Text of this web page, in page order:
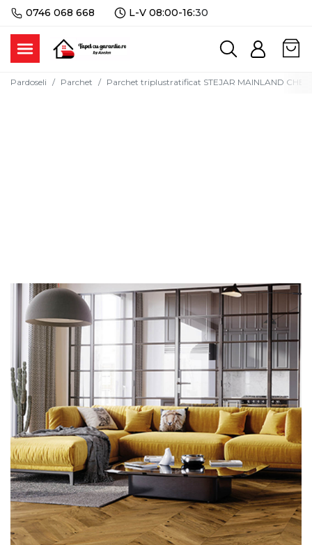
0746 068 668 L-V 08:00-16:30
Pardoseli Parchet Parchet triplustratificat STEJAR MAINLAND